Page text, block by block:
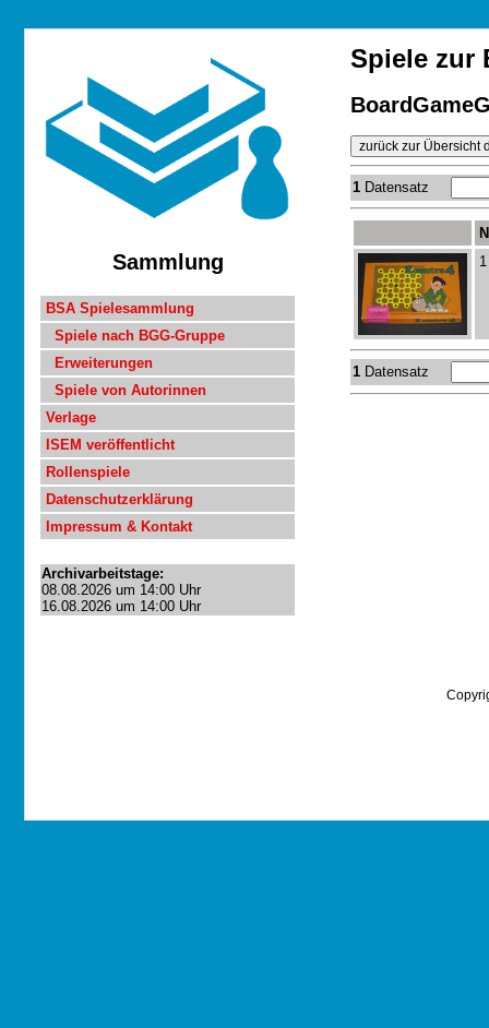
Sammlung
BSA Spielesammlung
Spiele nach BGG-Gruppe
Erweiterungen
Spiele von Autorinnen
Verlage
ISEM veröffentlicht
Rollenspiele
Datenschutzerklärung
Impressum & Kontakt
Archivarbeitstage:
08.08.2026 um 14:00 Uhr
16.08.2026 um 14:00 Uhr
Spiele zur
1 Datensatz
1 Datensatz